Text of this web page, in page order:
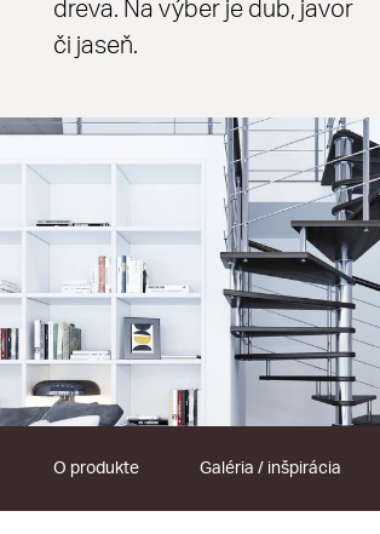
dreva. Na výber je dub, javor
či jaseň.
O produkte Galéria / inšpirácia